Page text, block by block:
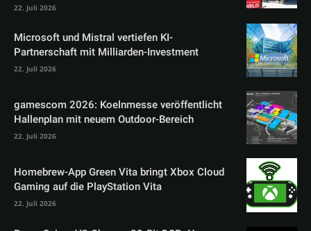
22. Juli 2026
Microsoft und Mistral vertiefen KI-
Partnerschaft mit Milliarden-Investment
22. Juli 2026
gamescom 2026: Koelnmesse veröffentlicht
Hallenplan mit neuem Outdoor-Bereich
22. Juli 2026
Homebrew-App Green Vita bringt Xbox Cloud
Gaming auf die PlayStation Vita
22. Juli 2026